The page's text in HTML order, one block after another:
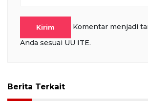
Kirim
Komentar menjadi
Anda sesuai UU ITE.
Berita Terkait